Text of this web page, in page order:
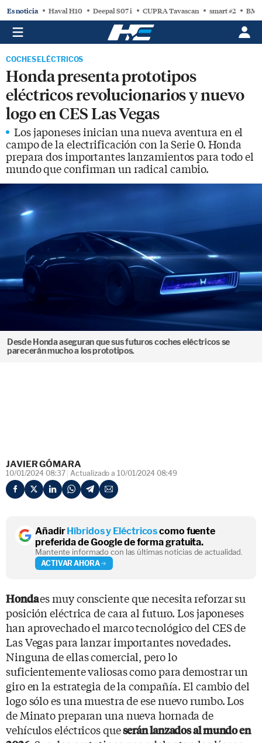
Es noticia Haval H10 Deepal S07 i CUPRA Tavascan smart #2
COCHES ELÉCTRICOS
Honda presenta prototipos
eléctricos revolucionarios y nuevo
logo en CES Las Vegas
Los japoneses inician una nueva aventura en el
campo de la electrificación con la Serie 0. Honda
prepara dos importantes lanzamientos para todo el
mundo que confirman un radical cambio.
Desde Honda aseguran que sus futuros coches eléctricos se
parecerán mucho a los prototipos.
JAVIER GÓMARA
10/01/2024 08:37 Actualizado a 10/01/2024 08:49
AñadirHíbridos y Eléctricoscomo fuente
preferida de Google de forma gratuita.
Mantente informado con las últimas noticias de actualidad.
ACTIVAR AHORA
Hondaes muy consciente que necesita reforzar su
posición eléctrica de cara al futuro. Los japoneses
han aprovechado el marco tecnológico del CES de
Las Vegas para lanzar importantes novedades.
Ninguna de ellas comercial, pero lo
suficientemente valiosas como para demostrar un
giro en la estrategia de la compañía. El cambio del
logo sólo es una muestra de ese nuevo rumbo. Los
de Minato preparan una nueva hornada de
vehículos eléctricos queserán lanzados al mundo en